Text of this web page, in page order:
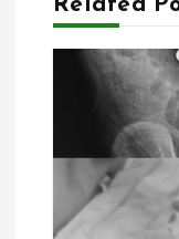
п
з
а
Related